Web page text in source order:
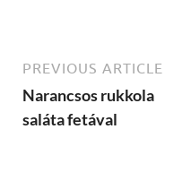
PREVIOUS ARTICLE
Narancsos rukkola
saláta fetával